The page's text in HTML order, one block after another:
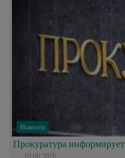
Новости
Прокуратура информирует
10.06.2026